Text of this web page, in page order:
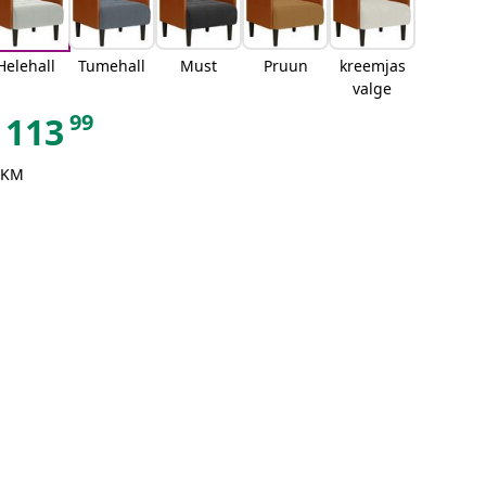
Tumehall Must Pruun
kreemjas
valge
113 99